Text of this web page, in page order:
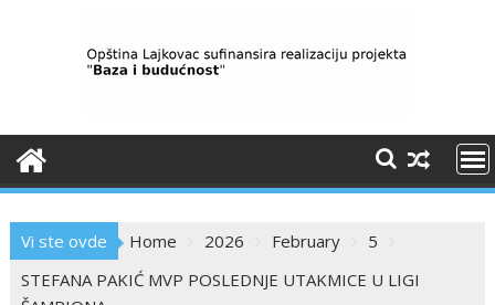
Vi ste ovde Home 2026 February
5
STEFANA PAKIĆ MVP POSLEDNJE UTAKMICE U LIGI